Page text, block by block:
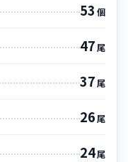
53 個
47尾
37尾
26尾
24尾